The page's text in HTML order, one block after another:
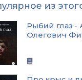
из
Рыбий глаз -
Олегович